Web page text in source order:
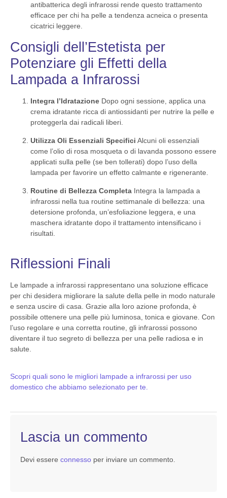
antibatterica degli infrarossi rende questo trattamento
efficace per chi ha pelle a tendenza acneica o presenta
cicatrici leggere.
Consigli dell’Estetista per
Potenziare gli Effetti della
Lampada a Infrarossi
Integra l’Idratazione Dopo ogni sessione, applica una
crema idratante ricca di antiossidanti per nutrire la pelle e
proteggerla dai radicali liberi.
Utilizza Oli Essenziali Specifici Alcuni oli essenziali
come l’olio di rosa mosqueta o di lavanda possono essere
applicati sulla pelle (se ben tollerati) dopo l’uso della
lampada per favorire un effetto calmante e rigenerante.
Routine di Bellezza Completa Integra la lampada a
infrarossi nella tua routine settimanale di bellezza: una
detersione profonda, un’esfoliazione leggera, e una
maschera idratante dopo il trattamento intensificano i
risultati.
Riflessioni Finali
Le lampade a infrarossi rappresentano una soluzione efficace
per chi desidera migliorare la salute della pelle in modo naturale
e senza uscire di casa. Grazie alla loro azione profonda, è
possibile ottenere una pelle più luminosa, tonica e giovane. Con
l’uso regolare e una corretta routine, gli infrarossi possono
diventare il tuo segreto di bellezza per una pelle radiosa e in
salute.
Scopri quali sono le migliori lampade a infrarossi per uso
domestico che abbiamo selezionato per te.
Lascia un commento
Devi essere connesso per inviare un commento.